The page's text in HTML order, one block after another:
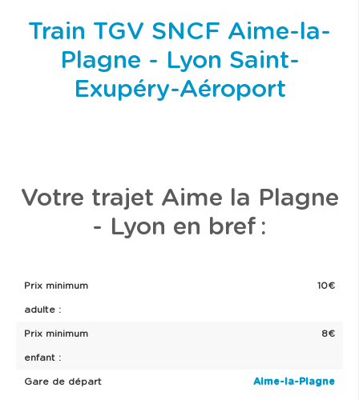
Train TGV SNCF Aime-la-
Plagne - Lyon Saint-
Exupéry-Aéroport
Votre trajet Aime la Plagne
- Lyon en bref :
Prix minimum
adulte :
10€
Prix minimum
enfant :
8€
Gare de départ Aime-la-Plagne